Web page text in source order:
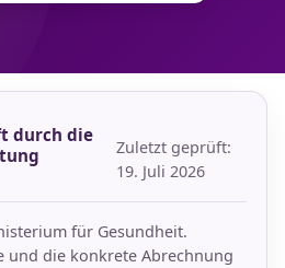
durch die
Zuletzt geprüft:
19. Juli 2026
für Gesundheit.
und die konkrete Abrechnung